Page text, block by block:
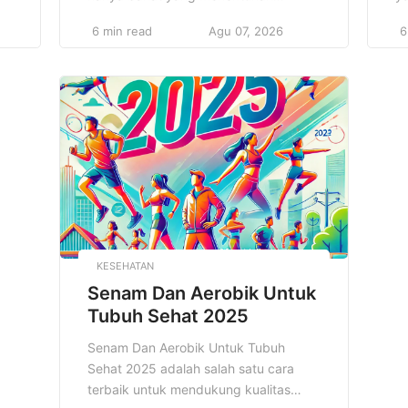
bagaimana menjalankan Rutinitas
dan terstruktur. Rutinitas ini
membentuk kebiasaan yang
mendukung keberhasilan belajar dan
pengembangan diri. Dengan
menjalankan rutinitas yang tepat,
siswa dapat mengatur waktu,
meningkatkan fokus, dan menjaga
kesehatan mental serta fisik. […]
6 min read Agu 07, 2026
KESEHATAN
Senam Dan Aerobik Untuk
Tubuh Sehat 2025
Senam Dan Aerobik Untuk Tubuh
Sehat 2025 adalah salah satu cara
terbaik untuk mendukung kualitas